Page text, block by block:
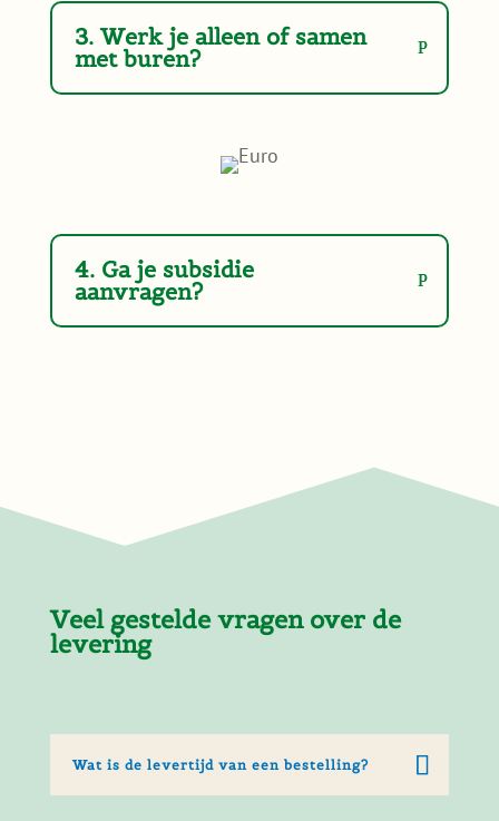
3. Werk je alleen of samen
met buren?
4. Ga je subsidie
aanvragen?
Veel gestelde vragen over de
levering
Wat is de levertijd van een bestelling?